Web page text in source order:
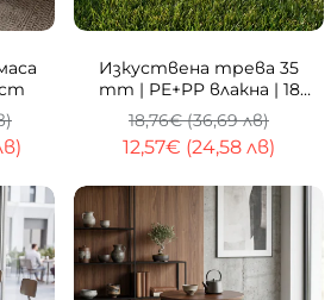
Изкуствена трева 35
mm | PE+PP влакна | 18
900 стръка/m²
12,57€ (24,58 лв)
18,76€ (36,69 лв)